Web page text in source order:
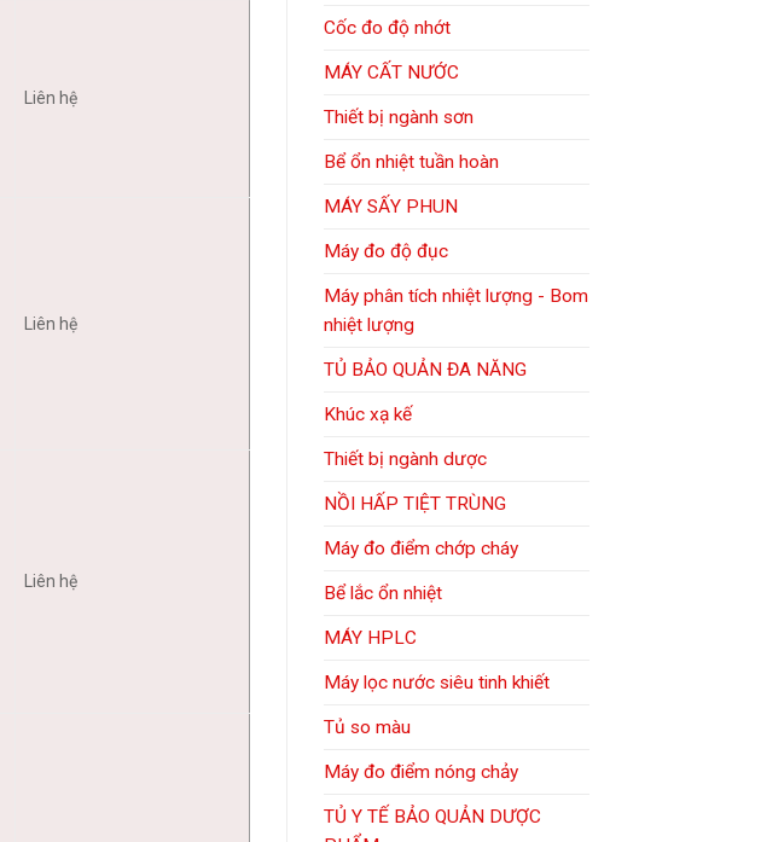
Cốc đo độ nhớt
MÁY CẤT NƯỚC
Thiết bị ngành sơn
Bể ổn nhiệt tuần hoàn
MÁY SẤY PHUN
Máy đo độ đục
Máy phân tích nhiệt lượng - Bom
nhiệt lượng
TỦ BẢO QUẢN ĐA NĂNG
Khúc xạ kế
Thiết bị ngành dược
NỒI HẤP TIỆT TRÙNG
Máy đo điểm chớp cháy
Bể lắc ổn nhiệt
MÁY HPLC
Máy lọc nước siêu tinh khiết
Tủ so màu
Máy đo điểm nóng chảy
TỦ Y TẾ BẢO QUẢN DƯỢC
Liên hệ
Liên hệ
Liên hệ